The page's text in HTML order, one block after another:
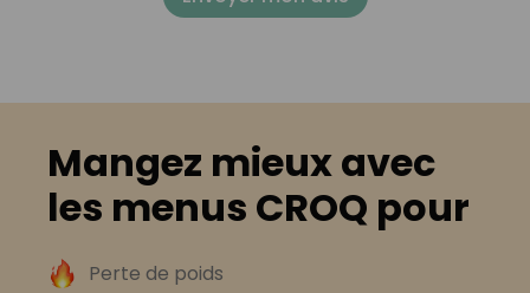
Mangez mieux avec
les menus CROQ pour
Perte de poids